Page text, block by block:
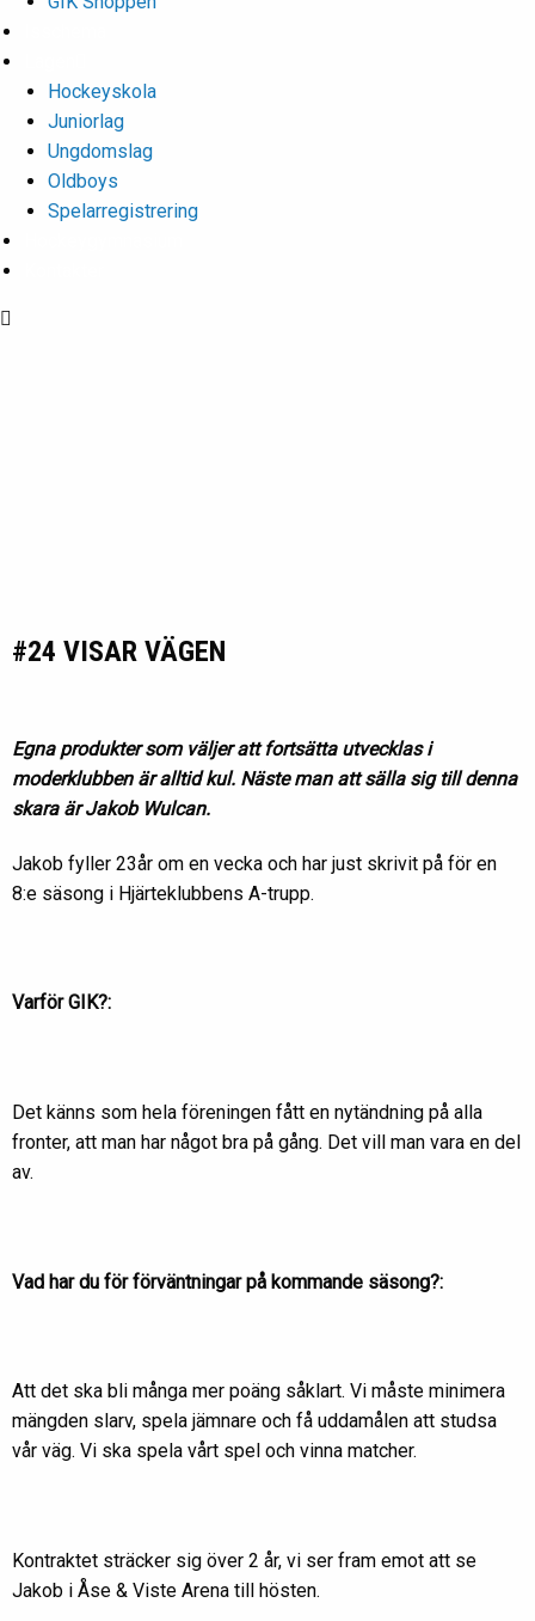
Hockeyskola
Juniorlag
Ungdomslag
Oldboys
Spelarregistrering
#24 VISAR VÄGEN
Egna produkter som väljer att fortsätta utvecklas i
moderklubben är alltid kul. Näste man att sälla sig till denna
skara är Jakob Wulcan.
Jakob fyller 23år om en vecka och har just skrivit på för en
8:e säsong i Hjärteklubbens A-trupp.
Varför GIK?:
Det känns som hela föreningen fått en nytändning på alla
fronter, att man har något bra på gång. Det vill man vara en del
av.
Vad har du för förväntningar på kommande säsong?:
Att det ska bli många mer poäng såklart. Vi måste minimera
mängden slarv, spela jämnare och få uddamålen att studsa
vår väg. Vi ska spela vårt spel och vinna matcher.
Kontraktet sträcker sig över 2 år, vi ser fram emot att se
Jakob i Åse & Viste Arena till hösten.